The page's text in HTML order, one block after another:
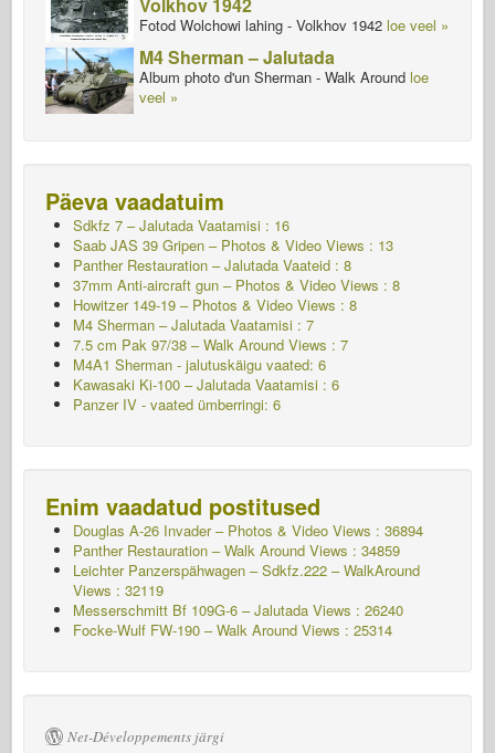
Fotod Wolchowi lahing - Volkhov 1942 loe veel »
M4 Sherman – Jalutada
Album photo d'un Sherman - Walk Around loe
veel »
Päeva vaadatuim
Sdkfz 7 – Jalutada Vaatamisi : 16
Saab JAS 39 Gripen – Photos & Video Views : 13
Panther Restauration – Jalutada Vaateid : 8
37mm Anti-aircraft gun – Photos & Video Views : 8
Howitzer 149-19 – Photos & Video Views : 8
M4 Sherman – Jalutada Vaatamisi : 7
7.5 cm Pak 97/38 – Walk Around Views : 7
M4A1 Sherman - jalutuskäigu vaated: 6
Kawasaki Ki-100 – Jalutada Vaatamisi : 6
Panzer IV - vaated ümberringi: 6
Enim vaadatud postitused
Douglas A-26 Invader – Photos & Video Views : 36894
Panther Restauration – Walk Around Views : 34859
Leichter Panzerspähwagen – Sdkfz.222 – WalkAround
Views : 32119
Messerschmitt Bf 109G-6 – Jalutada Views : 26240
Focke-Wulf FW-190 – Walk Around Views : 25314
Net-Développements järgi